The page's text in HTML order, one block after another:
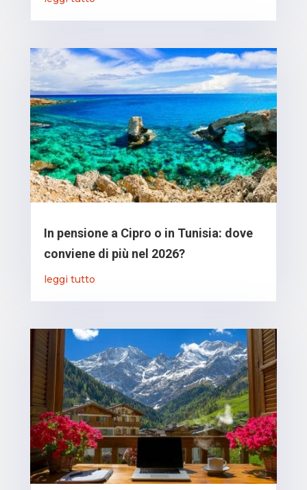
In pensione a Cipro o in Tunisia: dove
conviene di più nel 2026?
leggi tutto